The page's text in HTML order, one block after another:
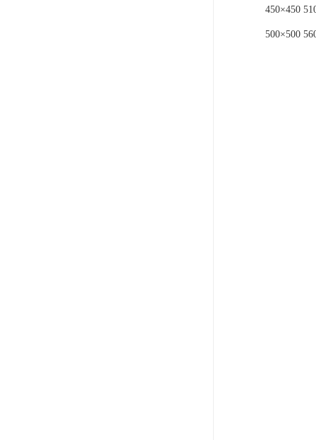
450×450
500×500